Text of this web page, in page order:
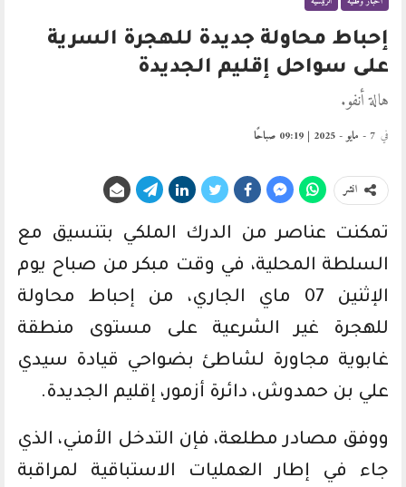
إحباط محاولة جديدة للهجرة السرية
على سواحل إقليم الجديدة
هالة أنفو.
في 7 - مايو - 2025 | 09:19 صباحًا
انشر
تمكنت عناصر من الدرك الملكي بتنسيق مع
السلطة المحلية، في وقت مبكر من صباح يوم
الإثنين 07 ماي الجاري، من إحباط محاولة
للهجرة غير الشرعية على مستوى منطقة
غابوية مجاورة لشاطئ بضواحي قيادة سيدي
علي بن حمدوش، دائرة أزمور، إقليم الجديدة.
ووفق مصادر مطلعة، فإن التدخل الأمني، الذي
جاء في إطار العمليات الاستباقية لمراقبة